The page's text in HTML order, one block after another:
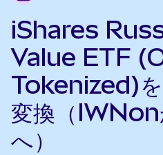
iShares
Value ETF
Tokenized)を
変換（
へ）